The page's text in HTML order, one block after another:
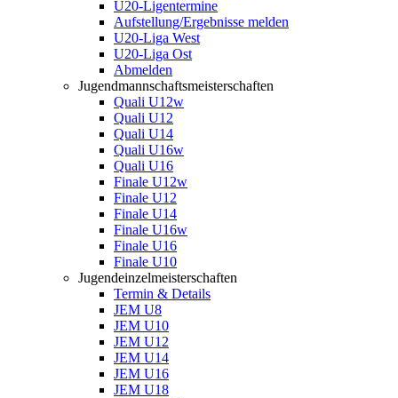
U20-Ligentermine
Aufstellung/Ergebnisse melden
U20-Liga West
U20-Liga Ost
Abmelden
Jugendmannschaftsmeisterschaften
Quali U12w
Quali U12
Quali U14
Quali U16w
Quali U16
Finale U12w
Finale U12
Finale U14
Finale U16w
Finale U16
Finale U10
Jugendeinzelmeisterschaften
Termin & Details
JEM U8
JEM U10
JEM U12
JEM U14
JEM U16
JEM U18